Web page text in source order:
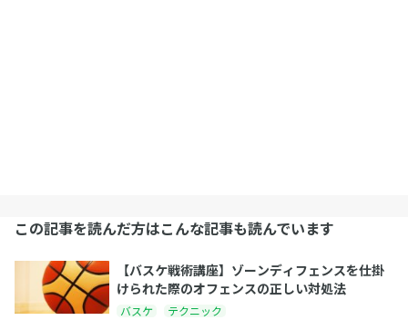
この記事を読んだ方はこんな記事も読んでいます
【バスケ戦術講座】ゾーンディフェンスを仕掛
けられた際のオフェンスの正しい対処法
バスケ テクニック